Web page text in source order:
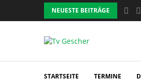
NEUESTE BEITRÄGE
STARTSEITE TERMINE